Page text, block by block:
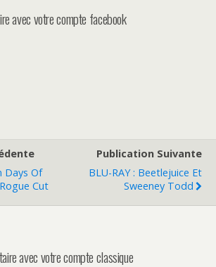
avec votre compte facebook
Days Of
Cut
Publication Suivante
BLU-RAY : Beetlejuice Et
Sweeney Todd
avec votre compte classique